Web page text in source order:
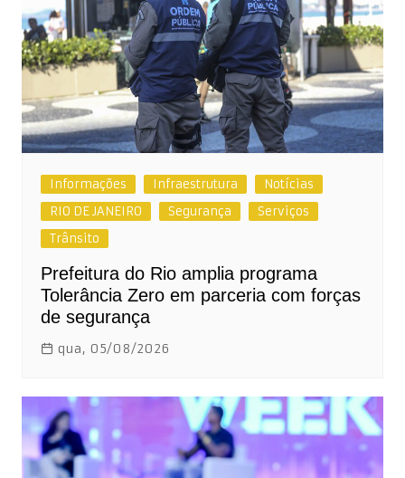
Informações Infraestrutura
Notícias
RIO DE JANEIRO
Segurança
Serviços
Trânsito
Prefeitura do Rio amplia programa
Tolerância Zero em parceria com forças
de segurança
qua, 05/08/2026